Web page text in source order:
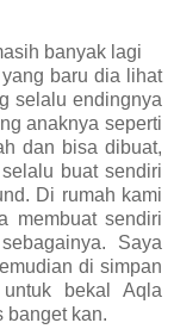
banyak lagi
baru dia lihat
selalu endingnya
anaknya seperti
dan bisa dibuat,
buat sendiri
Di rumah kami
membuat sendiri
Saya
di simpan
bekal Aqla
banget kan.